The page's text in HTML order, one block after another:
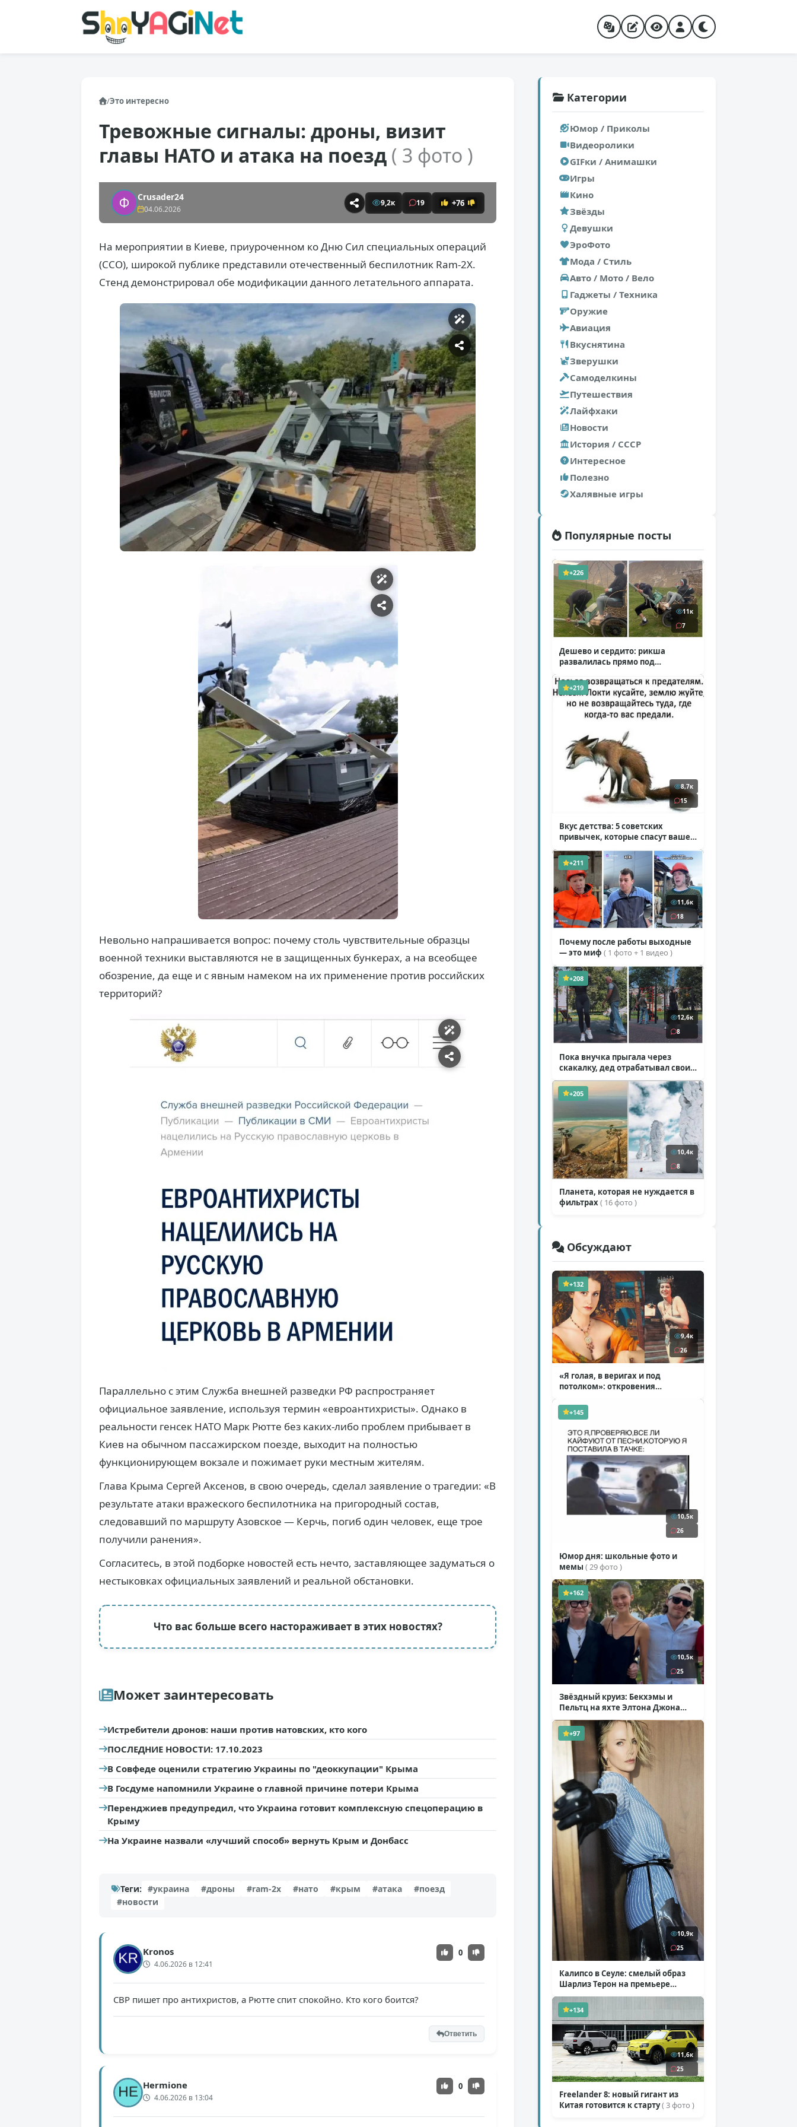
/Это интересно
Тревожные сигналы: дроны, визит
главы НАТО и атака на поезд ( 3 фото )
Crusader24
04.06.2026
9,2к 19 +76
На мероприятии в Киеве, приуроченном ко Дню Сил специальных операций
(ССО), широкой публике представили отечественный беспилотник Ram-2X.
Стенд демонстрировал обе модификации данного летательного аппарата.
Невольно напрашивается вопрос: почему столь чувствительные образцы
военной техники выставляются не в защищенных бункерах, а на всеобщее
обозрение, да еще и с явным намеком на их применение против российских
территорий?
Параллельно с этим Служба внешней разведки РФ распространяет
официальное заявление, используя термин «евроантихристы». Однако в
реальности генсек НАТО Марк Рютте без каких-либо проблем прибывает в
Киев на обычном пассажирском поезде, выходит на полностью
функционирующем вокзале и пожимает руки местным жителям.
Глава Крыма Сергей Аксенов, в свою очередь, сделал заявление о трагедии: «В
результате атаки вражеского беспилотника на пригородный состав,
следовавший по маршруту Азовское — Керчь, погиб один человек, еще трое
получили ранения».
Согласитесь, в этой подборке новостей есть нечто, заставляющее задуматься о
нестыковках официальных заявлений и реальной обстановки.
Что вас больше всего настораживает в этих новостях?
Может заинтересовать
Истребители дронов: наши против натовских, кто кого
ПОСЛЕДНИЕ НОВОСТИ: 17.10.2023
В Совфеде оценили стратегию Украины по "деоккупации" Крыма
В Госдуме напомнили Украине о главной причине потери Крыма
Перенджиев предупредил, что Украина готовит комплексную спецоперацию в
Крыму
На Украине назвали «лучший способ» вернуть Крым и Донбасс
Теги: #украина #дроны #ram-2x #нато #крым #атака
#поезд
#новости
Kronos
4.06.2026 в 12:41
0
СВР пишет про антихристов, а Рютте спит спокойно. Кто кого боится?
Ответить
Hermione
4.06.2026 в 13:04
0
Категории
Юмор / Приколы
Видеоролики
GIFки / Анимашки
Игры
Кино
Звёзды
Девушки
ЭроФото
Мода / Стиль
Авто / Мото / Вело
Гаджеты / Техника
Оружие
Авиация
Вкуснятина
Зверушки
Самоделкины
Путешествия
Лайфхаки
Новости
История / СССР
Интересное
Полезно
Халявные игры
Популярные посты
+226
11к
7
Дешево и сердито: рикша
развалилась прямо под
+219
8,7к
15
Вкус детства: 5 советских
привычек, которые спасут ваше
+211
11,6к
18
Почему после работы выходные
— это миф ( 1 фото + 1 видео )
+208
12,6к
8
Пока внучка прыгала через
скакалку, дед отрабатывал свои
секретные приемы
( 1 фото + 1 видео )
+205
10,4к
8
Планета, которая не нуждается в
фильтрах( 16 фото )
Обсуждают
+132
9,4к
26
«Я голая, в веригах и под
потолком»: откровения
( 11 фото )
+145
10,5к
26
Юмор дня: школьные фото и
мемы ( 29 фото )
+162
10,5к
25
Звёздный круиз: Бекхэмы и
Пельтц на яхте Элтона Джона
( 12 фото )
+97
10,9к
25
Калипсо в Сеуле: смелый образ
Шарлиз Терон на премьере
«Одиссеи»( 6 фото )
+134
11,6к
25
Freelander 8: новый гигант из
Китая готовится к старту( 3 фото )